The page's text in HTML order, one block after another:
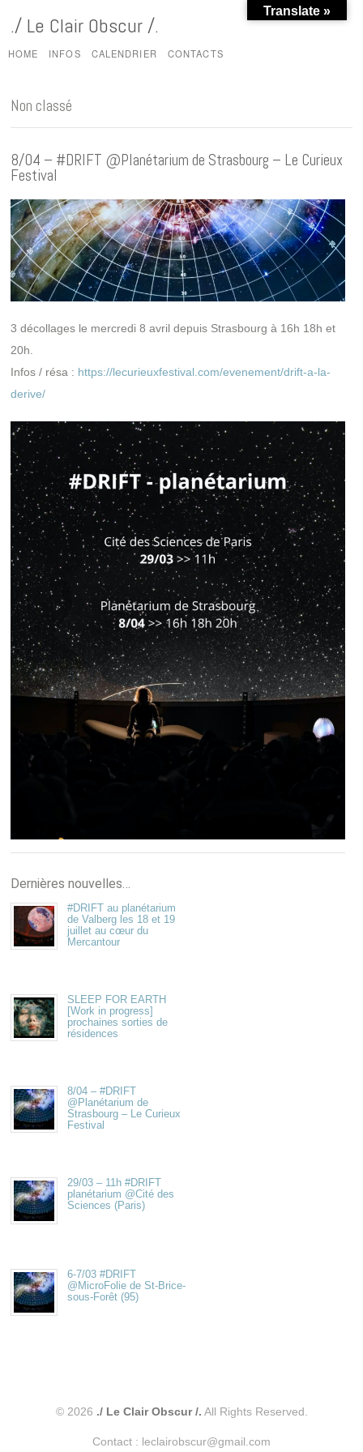
./ Le Clair Obscur /.
HOME INFOS CALENDRIER CONTACTS
Non classé
8/04 – #DRIFT @Planétarium de Strasbourg – Le Curieux
Festival
3 décollages le mercredi 8 avril depuis Strasbourg à 16h 18h et
20h.
Infos / résa : https://lecurieuxfestival.com/evenement/drift-a-la-
derive/
Dernières nouvelles…
#DRIFT au planétarium
de Valberg les 18 et 19
juillet au cœur du
Mercantour
SLEEP FOR EARTH
[Work in progress]
prochaines sorties de
résidences
8/04 – #DRIFT
@Planétarium de
Strasbourg – Le Curieux
Festival
29/03 – 11h #DRIFT
planétarium @Cité des
Sciences (Paris)
6-7/03 #DRIFT
@MicroFolie de St-Brice-
sous-Forêt (95)
© 2026 ./ Le Clair Obscur /. All Rights Reserved.
Contact : leclairobscur@gmail.com
Translate »